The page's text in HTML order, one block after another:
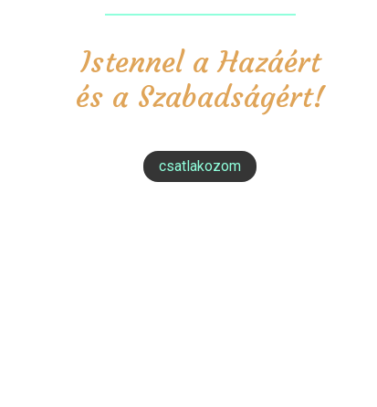
Istennel a Hazáért
és a Szabadságért!
csatlakozom